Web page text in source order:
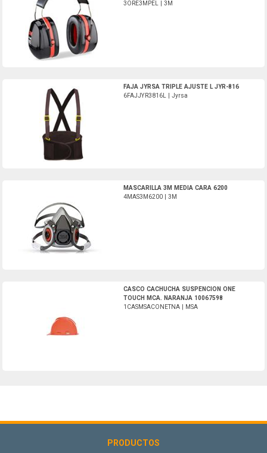
3ORE3MPEL | 3M
FAJA JYRSA TRIPLE AJUSTE L JYR-816
6FAJJYR3816L | Jyrsa
MASCARILLA 3M MEDIA CARA 6200
4MAS3M6200 | 3M
CASCO CACHUCHA SUSPENCION ONE
TOUCH MCA. NARANJA 10067598
1CASMSACONETNA | MSA
PRODUCTOS